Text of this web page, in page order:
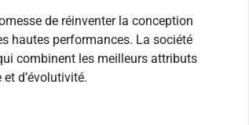
de réinventer la conception
hautes performances. La société
combinent les meilleurs attributs
d’évolutivité.